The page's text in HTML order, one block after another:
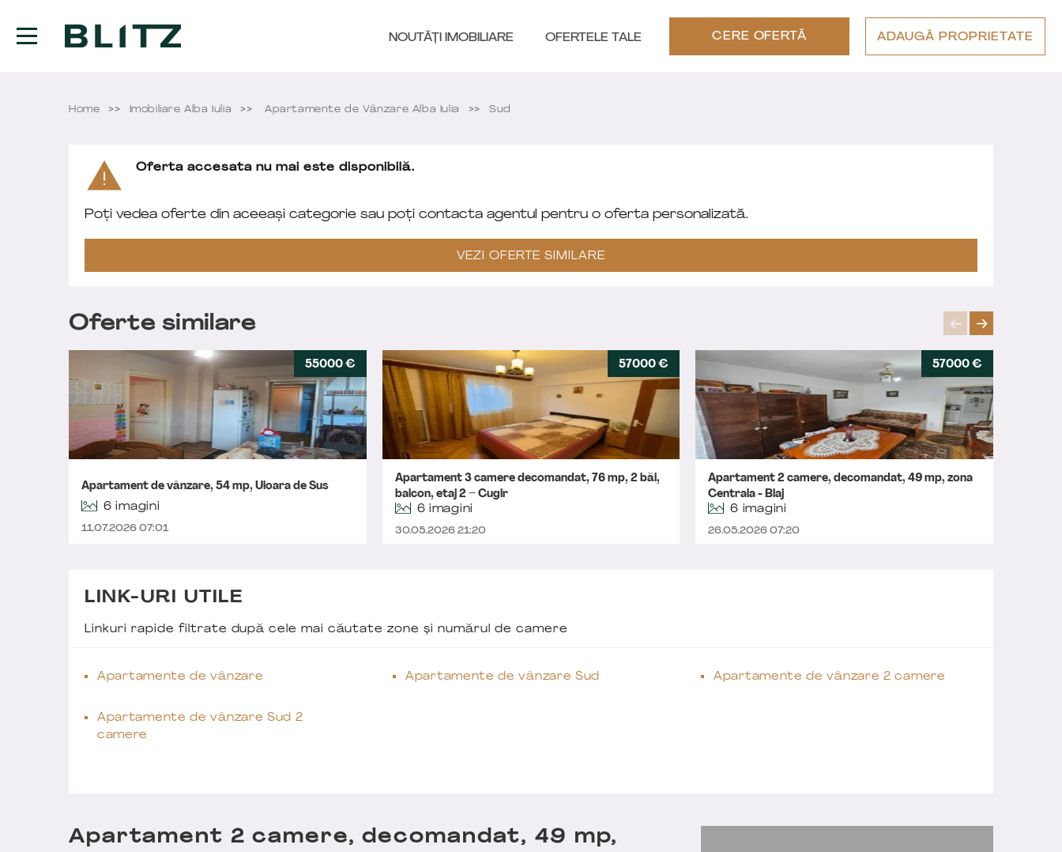
NOUTĂȚI IMOBILIARE OFERTELE TALE CERE OFERTĂ ADAUGĂ PROPRIETATE
Home Imobiliare Alba Iulia Apartamente de Vânzare Alba Iulia Sud
Oferta accesata nu mai este disponibilă.
Poți vedea oferte din aceeași categorie sau poți contacta agentul pentru o oferta personalizată.
VEZI OFERTE SIMILARE
Oferte similare
55000 €
Apartament de vânzare, 54 mp, Uioara de Sus
6 imagini
11.07.2026 07:01
57000 €
Apartament 3 camere decomandat, 76 mp, 2 băi,
balcon, etaj 2 – Cugir
6 imagini
30.05.2026 21:20
57000 €
Apartament 2 camere, decomandat, 49 mp, zona
Centrala - Blaj
6 imagini
26.05.2026 07:20
LINK-URI UTILE
Linkuri rapide filtrate după cele mai căutate zone și numărul de camere
Apartamente de vânzare Apartamente de vânzare Sud Apartamente de vânzare 2 camere
Apartamente de vânzare Sud 2
camere
Apartament 2 camere, decomandat, 49 mp,